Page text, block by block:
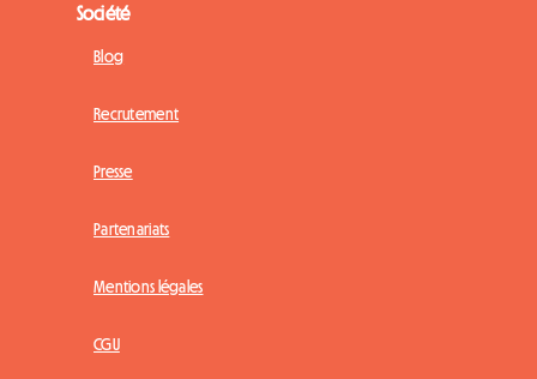
Société
Blog
Recrutement
Presse
Partenariats
Mentions légales
CGU